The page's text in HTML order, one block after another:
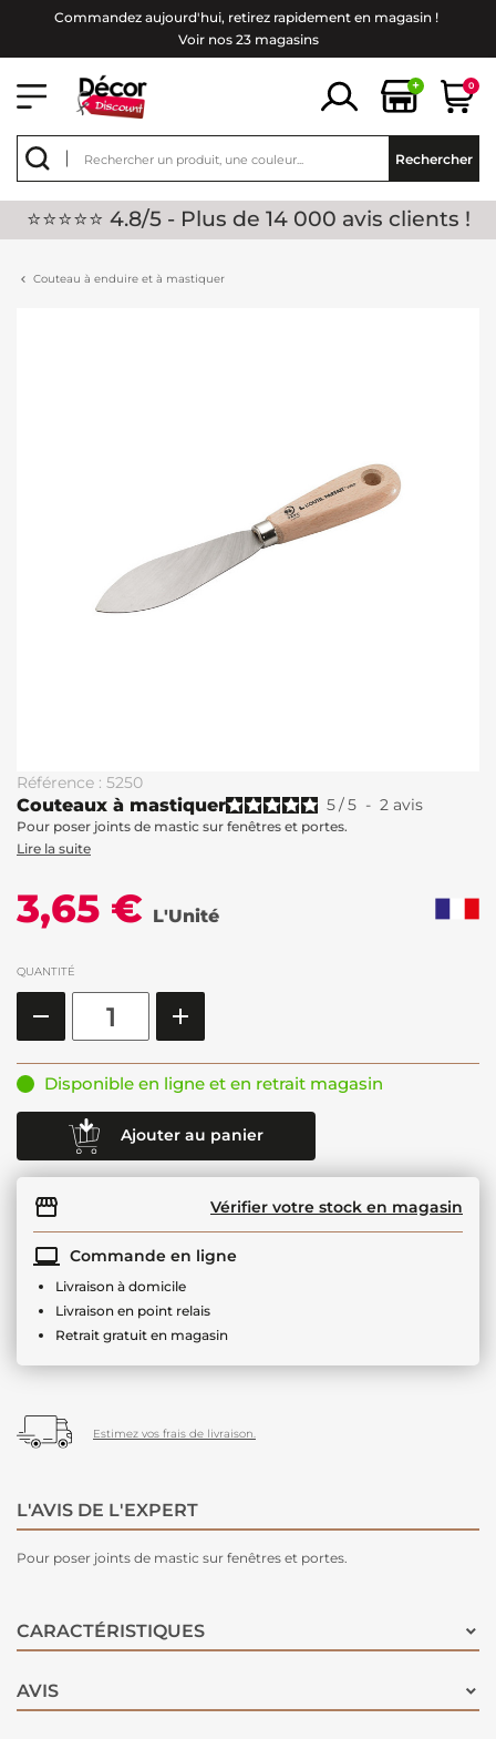
Commandez aujourd'hui, retirez rapidement en magasin !
Voir nos 23 magasins
+ 0
Rechercher
⭐⭐⭐⭐⭐ 4.8/5 - Plus de 14 000 avis clients !
Couteau à enduire et à mastiquer
Référence : 5250
Couteaux à mastiquer 5/5 - 2 avis
Pour poser joints de mastic sur fenêtres et portes.
Lire la suite
3,65 € L'Unité
QUANTITÉ
Disponible en ligne et en retrait magasin
Ajouter au panier
Vérifier votre stock en magasin
Commande en ligne
Livraison à domicile
Livraison en point relais
Retrait gratuit en magasin
Estimez vos frais de livraison.
L'AVIS DE L'EXPERT
Pour poser joints de mastic sur fenêtres et portes.
CARACTÉRISTIQUES
AVIS